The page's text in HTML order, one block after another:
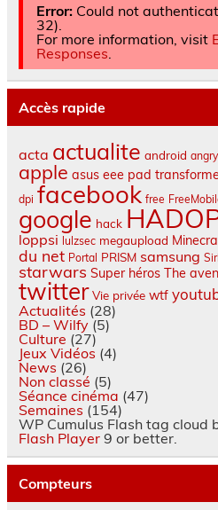
Error:Could not
32).
For more information, visit
Responses
Accès rapide
acta actualite android
apple asus eee pad
dpi facebook free
google hack
loppsi lulzsec megaupload
du net Portal PRISM samsung Siri
starwars Super héros The
twitter Vie privée wtf
Actualités (28)
BD – Wilfy(5)
Culture (27)
Jeux Vidéos (4)
News (26)
Non classé (5)
Séance cinéma (47)
Semaines (154)
WP Cumulus Flash tag cloud
Flash Player9 or better.
Compteurs